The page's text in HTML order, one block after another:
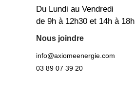
Du Lundi au Vendredi
de 9h à 12h30 et 14h à 18h
Nous joindre
info@axiomeenergie.com
03 89 07 39 20